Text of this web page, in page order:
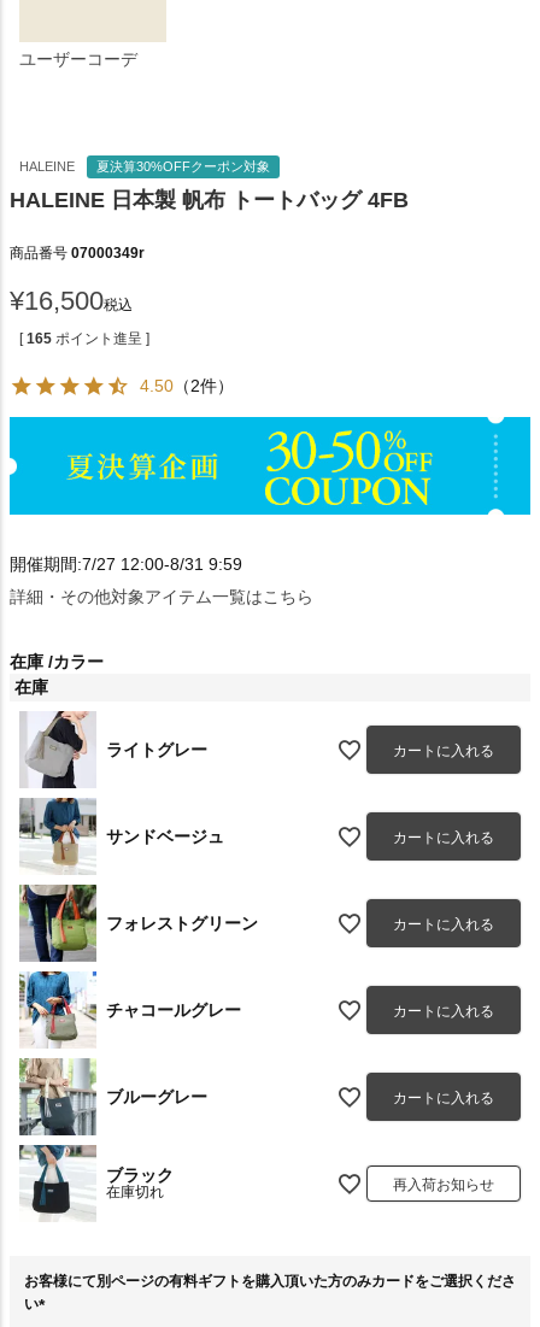
ユーザーコーデ
HALEINE 夏決算30%OFFクーポン対象
HALEINE 日本製 帆布 トートバッグ 4FB
商品番号 07000349r
¥16,500税込
[ 165 ポイント進呈 ]
4.50 （2件）
開催期間:7/27 12:00-8/31 9:59
詳細・その他対象アイテム一覧はこちら
在庫 カラー
在庫
ライトグレー カートに入れる
サンドベージュ カートに入れる
フォレストグリーン カートに入れる
チャコールグレー カートに入れる
ブルーグレー カートに入れる
ブラック
在庫切れ 再入荷お知らせ
お客様にて別ページの有料ギフトを購入頂いた方のみカードをご選択くださ
い